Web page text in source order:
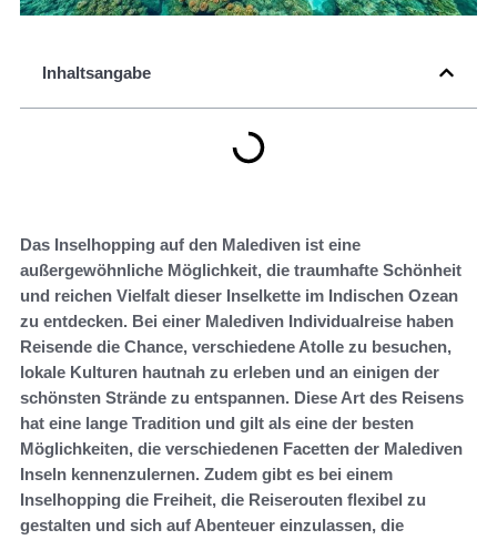
Inhaltsangabe
Das Inselhopping auf den Malediven ist eine
außergewöhnliche Möglichkeit, die traumhafte Schönheit
und reichen Vielfalt dieser Inselkette im Indischen Ozean
zu entdecken. Bei einer Malediven Individualreise haben
Reisende die Chance, verschiedene Atolle zu besuchen,
lokale Kulturen hautnah zu erleben und an einigen der
schönsten Strände zu entspannen. Diese Art des Reisens
hat eine lange Tradition und gilt als eine der besten
Möglichkeiten, die verschiedenen Facetten der Malediven
Inseln kennenzulernen. Zudem gibt es bei einem
Inselhopping die Freiheit, die Reiserouten flexibel zu
gestalten und sich auf Abenteuer einzulassen, die